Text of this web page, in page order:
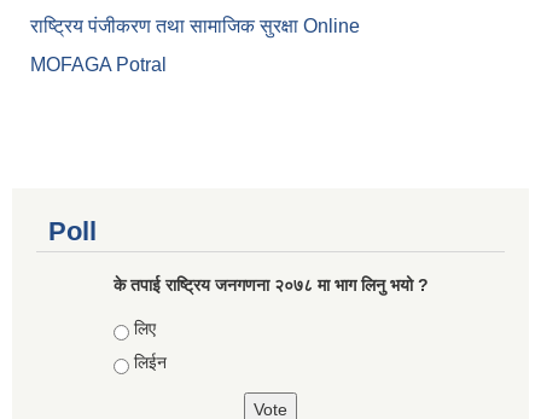
राष्ट्रिय पंजीकरण तथा सामाजिक सुरक्षा Online
MOFAGA Potral
Poll
के तपाई राष्ट्रिय जनगणना २०७८ मा भाग लिनु भयो ?
Choices
लिए
लिईन